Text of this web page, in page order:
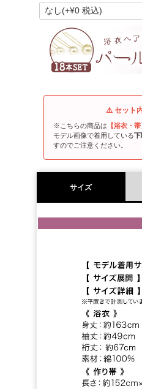
⚠️ セット
※こちらの商品は 【浴衣・
モデル画像で着用している下
すのでご注意ください。
サイズ